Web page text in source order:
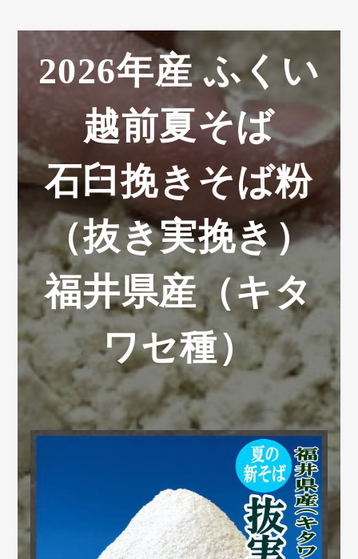
2026年産 ふくい
越前夏そば
石臼挽きそば粉
（抜き実挽き）
福井県産（キタ
ワセ種）